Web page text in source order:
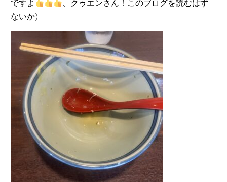
ですよ
、クゥエンさん！このブログを読むはず
ないか)